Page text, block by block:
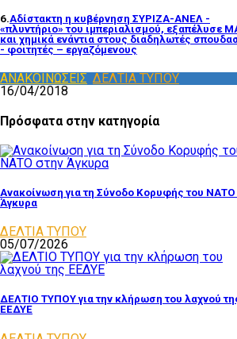
6.Αδίστακτη η κυβέρνηση ΣΥΡΙΖΑ-ΑΝΕΛ -
«πλυντήριο» του ιμπεριαλισμού, εξαπέλυσε
και χημικά ενάντια στους διαδηλωτές
- φοιτητές – εργαζόμενους
ΑΝΑΚΟΙΝΩΣΕΙΣ ΔΕΛΤΙΑ ΤΥΠΟΥ
16/04/2018
Πρόσφατα στην κατηγορία
Ανακοίνωση για τη Σύνοδο Κορυφής του ΝΑΤΟ
Άγκυρα
ΔΕΛΤΙΑ ΤΥΠΟΥ
05/07/2026
ΔΕΛΤΙΟ ΤΥΠΟΥ για την κλήρωση του λαχνού
ΕΕΔΥΕ